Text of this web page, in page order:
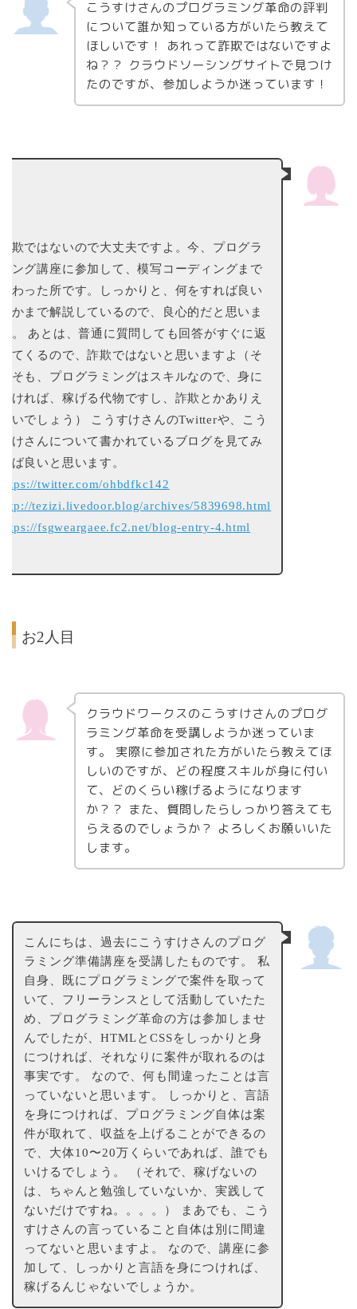
こうすけさんのプログラミング革命の評判
について誰か知っている方がいたら教えて
ほしいです！ あれって詐欺ではないですよ
ね？？ クラウドソーシングサイトで見つけ
たのですが、参加しようか迷っています！
欺ではないので大丈夫ですよ。今、プログラ
ング講座に参加して、模写コーディングまで
わった所です。しっかりと、何をすれば良い
かまで解説しているので、良心的だと思いま
。 あとは、普通に質問しても回答がすぐに返
てくるので、詐欺ではないと思いますよ（そ
そも、プログラミングはスキルなので、身に
ければ、稼げる代物ですし、詐欺とかありえ
いでしょう） こうすけさんのTwitterや、こう
けさんについて書かれているブログを見てみ
ば良いと思います。
twitter.com/ohbdfkc142
tezizi.livedoor.blog/archives/5839698.html
fsgweargaee.fc2.net/blog-entry-4.html
お2人目
クラウドワークスのこうすけさんのプログ
ラミング革命を受講しようか迷っていま
す。 実際に参加された方がいたら教えてほ
しいのですが、どの程度スキルが身に付い
て、どのくらい稼げるようになります
か？？ また、質問したらしっかり答えても
らえるのでしょうか？ よろしくお願いいた
します。
こんにちは、過去にこうすけさんのプログ
ラミング準備講座を受講したものです。 私
自身、既にプログラミングで案件を取って
いて、フリーランスとして活動していたた
め、プログラミング革命の方は参加しませ
んでしたが、HTMLとCSSをしっかりと身
につければ、それなりに案件が取れるのは
事実です。 なので、何も間違ったことは言
っていないと思います。 しっかりと、言語
を身につければ、プログラミング自体は案
件が取れて、収益を上げることができるの
で、大体10〜20万くらいであれば、誰でも
いけるでしょう。 （それで、稼げないの
は、ちゃんと勉強していないか、実践して
ないだけですね。。。。） まあでも、こう
すけさんの言っていること自体は別に間違
ってないと思いますよ。 なので、講座に参
加して、しっかりと言語を身につければ、
稼げるんじゃないでしょうか。